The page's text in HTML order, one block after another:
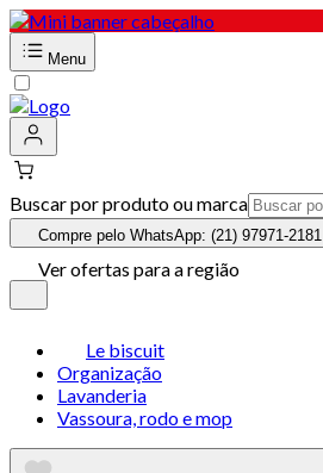
Menu
Buscar por produto ou marca
Compre pelo WhatsApp: (21) 97971-2181
Ver ofertas para a região
Le biscuit
Organização
Lavanderia
Vassoura, rodo e mop